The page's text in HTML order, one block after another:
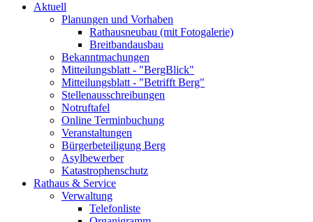
Aktuell
Planungen und Vorhaben
Rathausneubau (mit Fotogalerie)
Breitbandausbau
Bekanntmachungen
Mitteilungsblatt - "BergBlick"
Mitteilungsblatt - "Betrifft Berg"
Stellenausschreibungen
Notruftafel
Online Terminbuchung
Veranstaltungen
Bürgerbeteiligung Berg
Asylbewerber
Katastrophenschutz
Rathaus & Service
Verwaltung
Telefonliste